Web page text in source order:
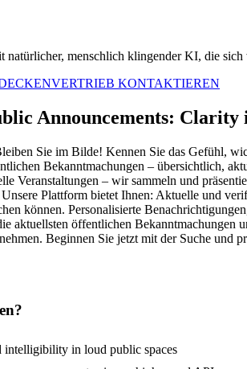
natürlicher, menschlich klingender KI, die
VERTRIEB KONTAKTIEREN
Announcements: Clarity
Sie im Bilde! Kennen Sie das Gefühl,
Bekanntmachungen – übersichtlich,
Veranstaltungen – wir sammeln und
Plattform bietet Ihnen: Aktuelle und
können. Personalisierte
aktuellsten öffentlichen
Beginnen Sie jetzt mit der Suche und
intelligibility in loud public spaces